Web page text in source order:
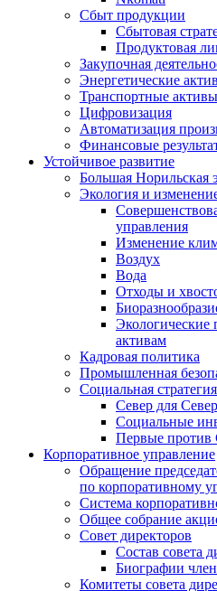
Сбыт продукции
Сбытовая
Продуктовая
Закупочная
Энергетические
Транспортные активы
Цифровизация
Автоматизация
Финансовые
Устойчивое развитие
Большая Норильская
Экология и
управления
Изменение
Воздух
Вода
Отходы и
Экологические
активам
Кадровая политика
Промышленная
Социальная стратегия
Север для
Социальные
Первые против
Корпоративное управление
Обращение
по корпоративному
Система
Общее собрание
Совет директоров
Состав совета
Биографии
Комитеты совета